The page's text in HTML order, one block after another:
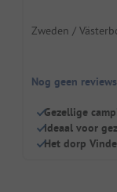
Zweden /
Nog geen
Gezellige
Ideaal voor
Het dorp